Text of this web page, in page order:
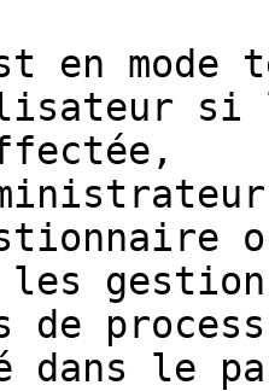
en mode
si
de
dans le